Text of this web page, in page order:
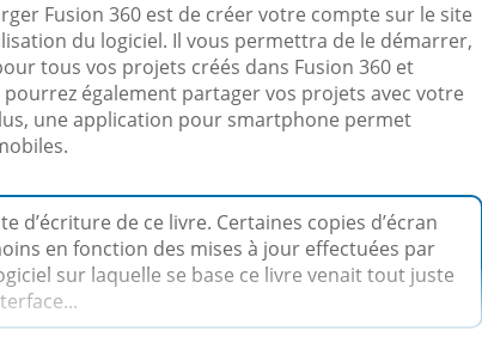
Fusion 360 est de créer votre compte sur le site
du logiciel. Il vous permettra de le démarrer,
tous vos projets créés dans Fusion 360 et
également partager vos projets avec votre
une application pour smartphone permet
d’écriture de ce livre. Certaines copies d’écran
en fonction des mises à jour effectuées par
sur laquelle se base ce livre venait tout juste